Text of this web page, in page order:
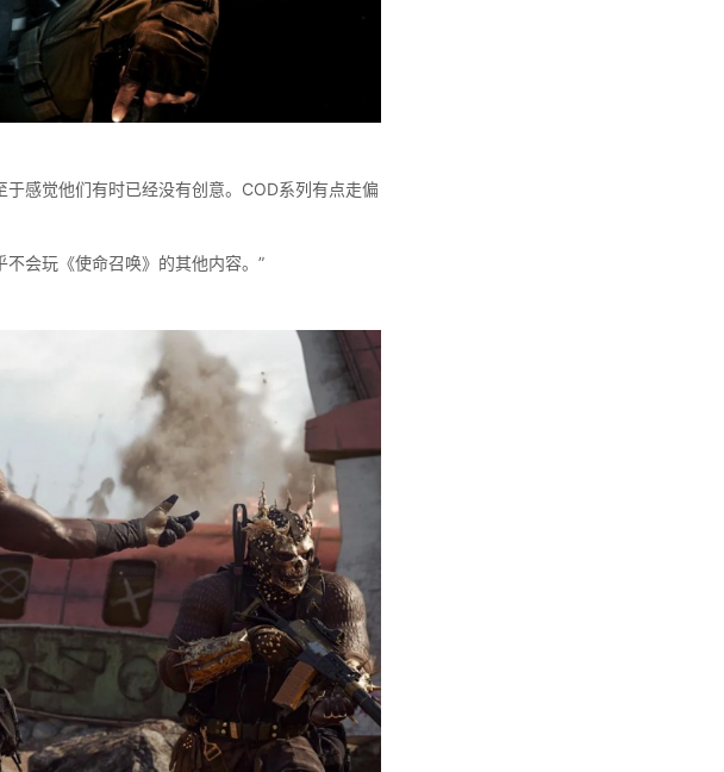
感觉他们有时已经没有创意。COD系列有点走偏
会玩《使命召唤》的其他内容。”